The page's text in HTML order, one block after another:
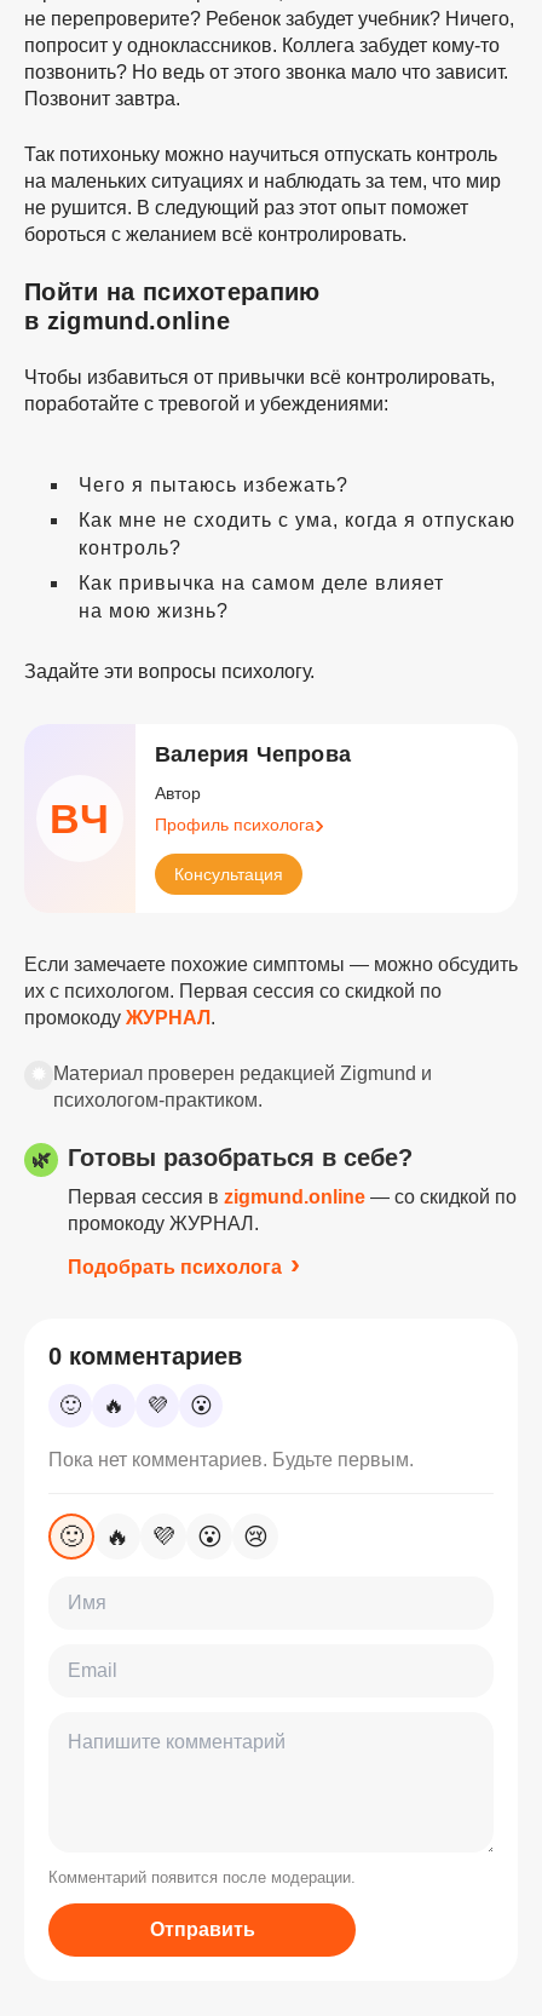
не перепроверите? Ребенок забудет учебник? Ничего,
попросит у одноклассников. Коллега забудет кому-то
позвонить? Но ведь от этого звонка мало что зависит.
Позвонит завтра.
Так потихоньку можно научиться отпускать контроль
на маленьких ситуациях и наблюдать за тем, что мир
не рушится. В следующий раз этот опыт поможет
бороться с желанием всё контролировать.
Пойти на психотерапию
в zigmund.online
Чтобы избавиться от привычки всё контролировать,
поработайте с тревогой и убеждениями:
Чего я пытаюсь избежать?
Как мне не сходить с ума, когда я отпускаю
контроль?
Как привычка на самом деле влияет
на мою жизнь?
Задайте эти вопросы психологу.
ВЧ
Валерия Чепрова
Автор
Профиль психолога
Консультация
Если замечаете похожие симптомы — можно обсудить
их с психологом. Первая сессия со скидкой по
промокоду ЖУРНАЛ .
Материал проверен редакцией Zigmund и
психологом-практиком.
🌿 Готовы разобраться в себе?
Первая сессия в zigmund.online — со скидкой по
промокоду ЖУРНАЛ.
Подобрать психолога
0 комментариев
🙂 🔥 💜 😮
Пока нет комментариев. Будьте первым.
🙂 🔥 💜 😮 😢
Комментарий появится после модерации.
Отправить